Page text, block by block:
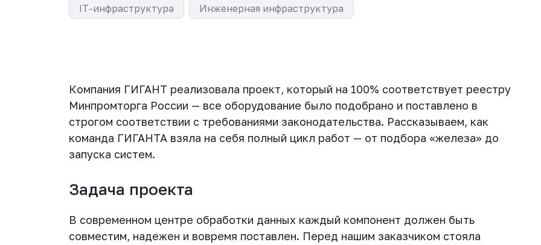
IT-инфраструктура Инженерная инфраструктура
Компания ГИГАНТ реализовала проект, который на 100% соответствует реестру
Минпромторга России — все оборудование было подобрано и поставлено в
строгом соответствии с требованиями законодательства. Рассказываем, как
команда ГИГАНТА взяла на себя полный цикл работ — от подбора «железа» до
запуска систем.
Задача проекта
В современном центре обработки данных каждый компонент должен быть
совместим, надежен и вовремя поставлен. Перед нашим заказчиком стояла